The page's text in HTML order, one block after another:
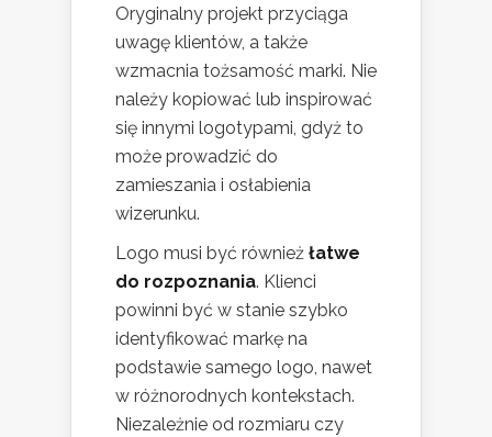
Oryginalny projekt przyciąga
uwagę klientów, a także
wzmacnia tożsamość marki. Nie
należy kopiować lub inspirować
się innymi logotypami, gdyż to
może prowadzić do
zamieszania i osłabienia
wizerunku.
Logo musi być również łatwe
do rozpoznania. Klienci
powinni być w stanie szybko
identyfikować markę na
podstawie samego logo, nawet
w różnorodnych kontekstach.
Niezależnie od rozmiaru czy